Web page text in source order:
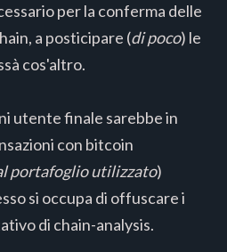
per la conferma delle
a posticipare (di poco) le
cos'altro.
utente finale sarebbe in
con bitcoin
portafoglio utilizzato)
si occupa di offuscare i
di chain-analysis.